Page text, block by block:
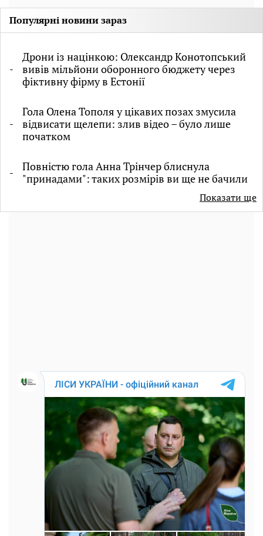
Популярні новини зараз
Дрони із націнкою: Олександр Конотопський
вивів мільйони оборонного бюджету через
фіктивну фірму в Естонії
Гола Олена Тополя у цікавих позах змусила
відвисати щелепи: злив відео – було лише
початком
Повністю гола Анна Трінчер блиснула
"принадами": таких розмірів ви ще не бачили
Показати ще